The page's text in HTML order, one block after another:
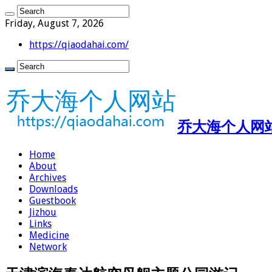
Friday, August 7, 2026
https://qiaodahai.com/
乔大海个人
Home
About
Archives
Downloads
Guestbook
Jizhou
Links
Medicine
Network